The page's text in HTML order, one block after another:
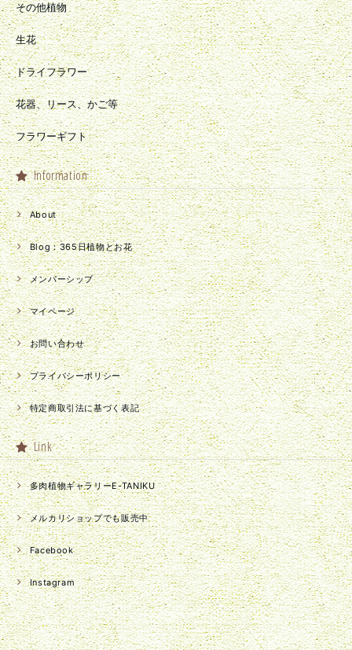
その他植物
生花
ドライフラワー
花器、リース、かご等
フラワーギフト
Information
About
Blog：365日植物とお花
メンバーシップ
マイページ
お問い合わせ
プライバシーポリシー
特定商取引法に基づく表記
Link
多肉植物ギャラリーE-TANIKU
メルカリショップでも販売中
Facebook
Instagram